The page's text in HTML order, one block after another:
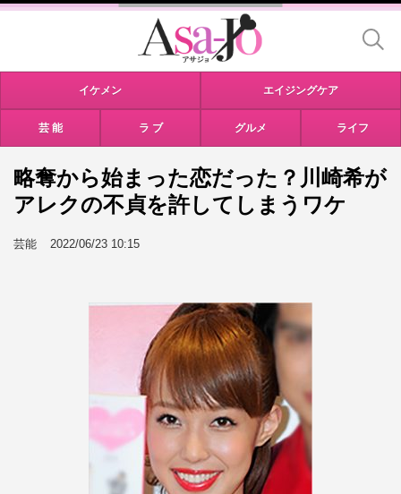
イケメン エイジングケア
芸 能 ラ ブ グルメ ライフ
略奪から始まった恋だった？川崎希が
アレクの不貞を許してしまうワケ
芸能 2022/06/23 10:15